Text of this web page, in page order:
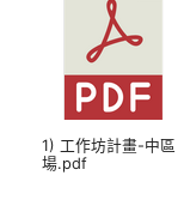
1) 工作坊計畫-中區
場.pdf